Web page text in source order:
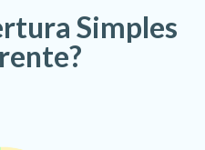
Simples